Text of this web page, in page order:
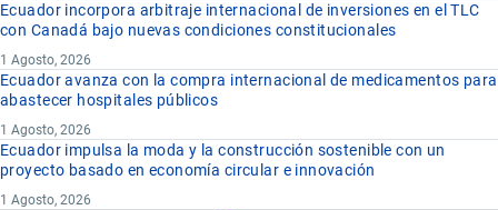
Ecuador incorpora arbitraje internacional de inversiones en el TLC
con Canadá bajo nuevas condiciones constitucionales
1 Agosto, 2026
Ecuador avanza con la compra internacional de medicamentos para
abastecer hospitales públicos
1 Agosto, 2026
Ecuador impulsa la moda y la construcción sostenible con un
proyecto basado en economía circular e innovación
1 Agosto, 2026